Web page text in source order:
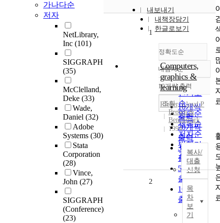
가나다순
저자
NetLibrary,
Inc (101)
SIGGRAPH
(35)
McClelland,
Deke (33)
Wade,
Daniel (32)
Adobe
Systems (30)
Stata
Corporation
(28)
Vince,
John (27)
SIGGRAPH
(Conference)
(23)
내보내기
내책장담기
한글로보기
정확도순
정확도
순
인기도
순
연도순
제목순
저자순
발행기
관순
내림차순
내림차순
10개씩 출력
10개씩
출력
20개씩
출력
30개씩
출력
50개씩
출력
100개씩
출력
조회
1
Computers,
graphics &
learning
Rieber, Lloyd P
Brown &
Benchmark
1994
복사/
대출
신청
목
차
보
기
2